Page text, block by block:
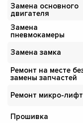
Замена основного
двигателя
Замена
пневмокамеры
Замена замка
Ремонт на месте
замены запчастей
Ремонт микро-
Прошивка